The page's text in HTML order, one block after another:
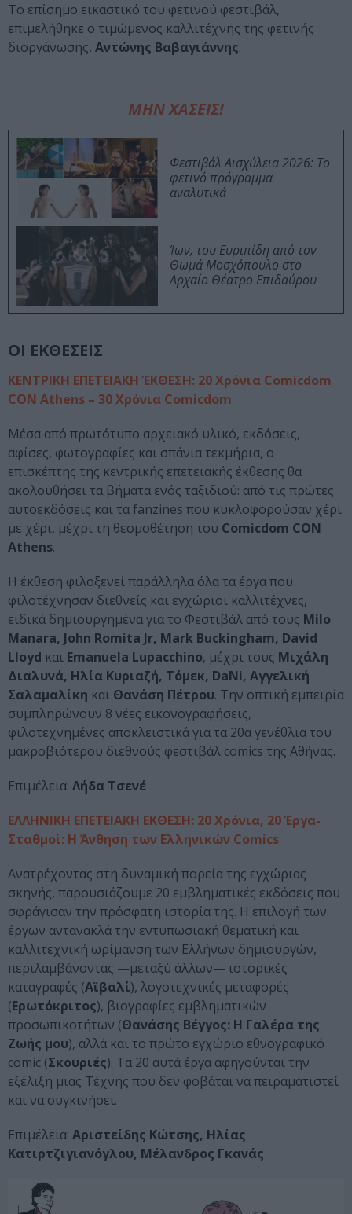
Το επίσημο εικαστικό του φετινού φεστιβάλ,
επιμελήθηκε ο τιμώμενος καλλιτέχνης της φετινής
διοργάνωσης, Αντώνης Βαβαγιάννης.
ΜΗΝ ΧΑΣΕΙΣ!
Φεστιβάλ Αισχύλεια 2026: Το
φετινό πρόγραμμα
αναλυτικά
Ίων, του Ευριπίδη από τον
Θωμά Μοσχόπουλο στο
Αρχαίο Θέατρο Επιδαύρου
ΟΙ ΕΚΘΕΣΕΙΣ
ΚΕΝΤΡΙΚΗ ΕΠΕΤΕΙΑΚΗ ΈΚΘΕΣΗ: 20 Χρόνια Comicdom
CON Athens – 30 Χρόνια Comicdom
Μέσα από πρωτότυπο αρχειακό υλικό, εκδόσεις,
αφίσες, φωτογραφίες και σπάνια τεκμήρια, ο
επισκέπτης της κεντρικής επετειακής έκθεσης θα
ακολουθήσει τα βήματα ενός ταξιδιού: από τις πρώτες
αυτοεκδόσεις και τα fanzines που κυκλοφορούσαν χέρι
με χέρι, μέχρι τη θεσμοθέτηση του Comicdom CON
Athens.
Η έκθεση φιλοξενεί παράλληλα όλα τα έργα που
φιλοτέχνησαν διεθνείς και εγχώριοι καλλιτέχνες,
ειδικά δημιουργημένα για το Φεστιβάλ από τους Milo
Manara, John Romita Jr, Mark Buckingham, David
Lloyd και Emanuela Lupacchino, μέχρι τους Μιχάλη
Διαλυνά, Ηλία Κυριαζή, Τόμεκ, DaNi, Αγγελική
Σαλαμαλίκη και Θανάση Πέτρου. Την οπτική εμπειρία
συμπληρώνουν 8 νέες εικονογραφήσεις,
φιλοτεχνημένες αποκλειστικά για τα 20α γενέθλια του
μακροβιότερου διεθνούς φεστιβάλ comics της Αθήνας.
Επιμέλεια: Λήδα Τσενέ
ΕΛΛΗΝΙΚΗ ΕΠΕΤΕΙΑΚΗ ΕΚΘΕΣΗ: 20 Χρόνια, 20 Έργα-
Σταθμοί: Η Άνθηση των Ελληνικών Comics
Ανατρέχοντας στη δυναμική πορεία της εγχώριας
σκηνής, παρουσιάζουμε 20 εμβληματικές εκδόσεις που
σφράγισαν την πρόσφατη ιστορία της. Η επιλογή των
έργων αντανακλά την εντυπωσιακή θεματική και
καλλιτεχνική ωρίμανση των Ελλήνων δημιουργών,
περιλαμβάνοντας —μεταξύ άλλων— ιστορικές
καταγραφές (Αϊβαλί), λογοτεχνικές μεταφορές
(Ερωτόκριτος), βιογραφίες εμβληματικών
προσωπικοτήτων (Θανάσης Βέγγος: Η Γαλέρα της
Ζωής μου), αλλά και το πρώτο εγχώριο εθνογραφικό
comic (Σκουριές). Τα 20 αυτά έργα αφηγούνται την
εξέλιξη μιας Τέχνης που δεν φοβάται να πειραματιστεί
και να συγκινήσει.
Επιμέλεια: Αριστείδης Κώτσης, Ηλίας
Κατιρτζιγιανόγλου, Μέλανδρος Γκανάς